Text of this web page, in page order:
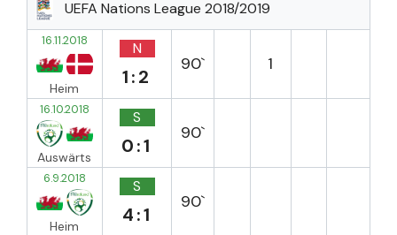
UEFA Nations League 2018/2019
16.11.2018
Heim
N
1:2
90` 1
16.10.2018
Auswärts
S
0:1
90`
6.9.2018
Heim
S
4:1
90`